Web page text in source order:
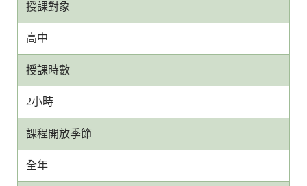
授課對象
高中
授課時數
2小時
課程開放季節
全年